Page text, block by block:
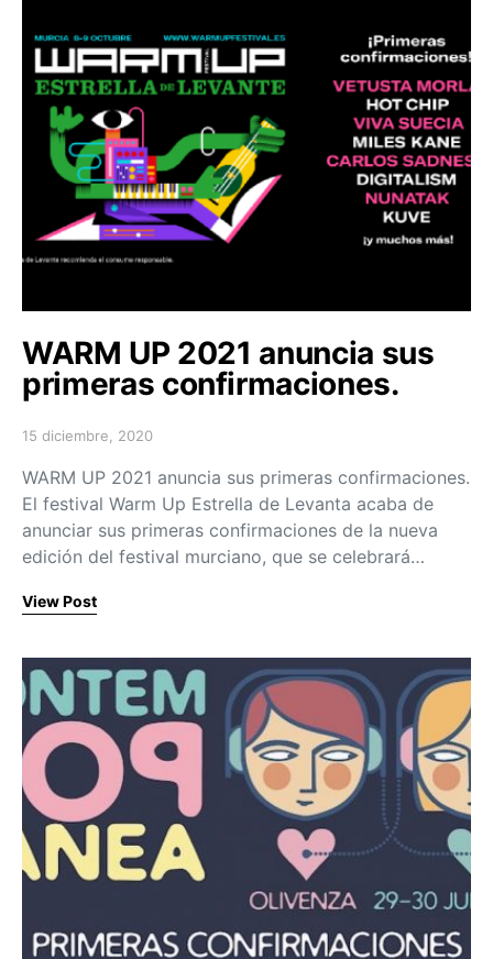
WARM UP 2021 anuncia sus
primeras confirmaciones.
Posted on
15 diciembre, 2020
WARM UP 2021 anuncia sus primeras confirmaciones.
El festival Warm Up Estrella de Levanta acaba de
anunciar sus primeras confirmaciones de la nueva
edición del festival murciano, que se celebrará…
View Post